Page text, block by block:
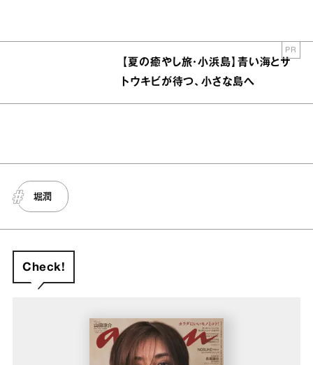
【夏の癒やし旅・小浜島】青い海とサ
トウキビが待つ、小さな島へ
PR
堀潤
Check!